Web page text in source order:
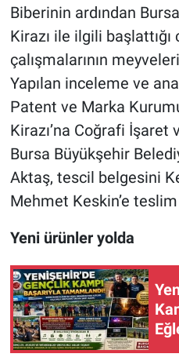
Biberinin ardından
Kirazı ile ilgili
çalışmalarının
Yapılan inceleme ve
Patent ve Marka
Kirazı’na Coğrafi
Bursa Büyükşehir
Aktaş, tescil belgesini
Mehmet Keskin’e
Yeni ürünler yolda